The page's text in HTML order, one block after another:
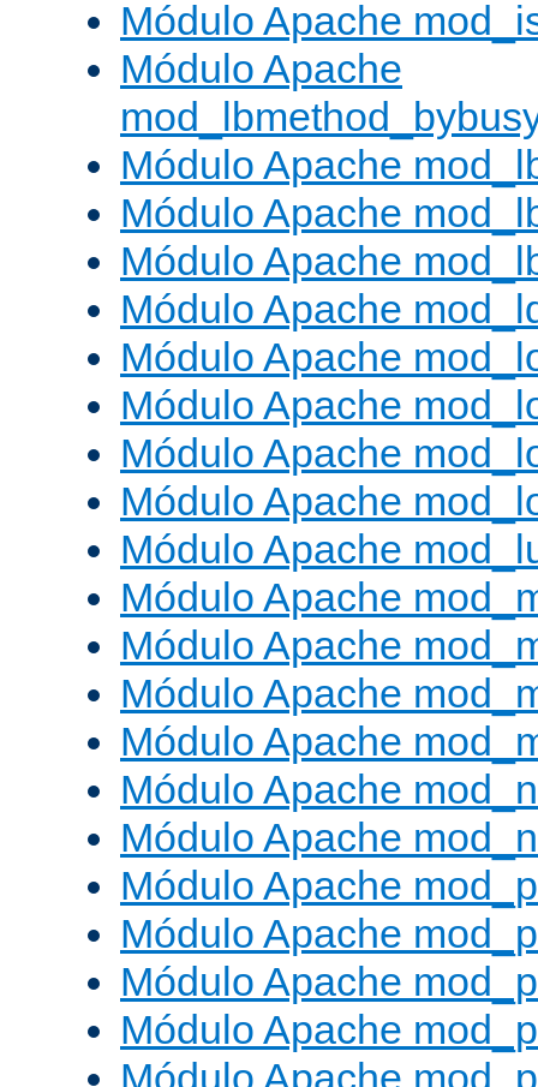
Módulo Apache
Módulo Apache
Módulo Apache
Módulo Apache
Módulo Apache
Módulo Apache
Módulo Apache
Módulo Apache
Módulo Apache
Módulo Apache
Módulo Apache
Módulo Apache
Módulo Apache
Módulo Apache
Módulo Apache
Módulo Apache
Módulo Apache
Módulo Apache
Módulo Apache
Módulo Apache
Módulo Apache
Módulo Apache